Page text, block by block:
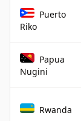
Puerto
Riko
Papua
Nugini
Rwanda